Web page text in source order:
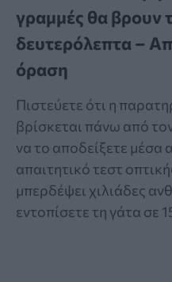
γραμμές θα βρουν
δευτερόλεπτα –
όραση
Πιστεύετε ότι η
βρίσκεται πάνω από
να το αποδείξετε μέσα
απαιτητικό τεστ
μπερδέψει χιλιάδες
εντοπίσετε τη γάτα σε